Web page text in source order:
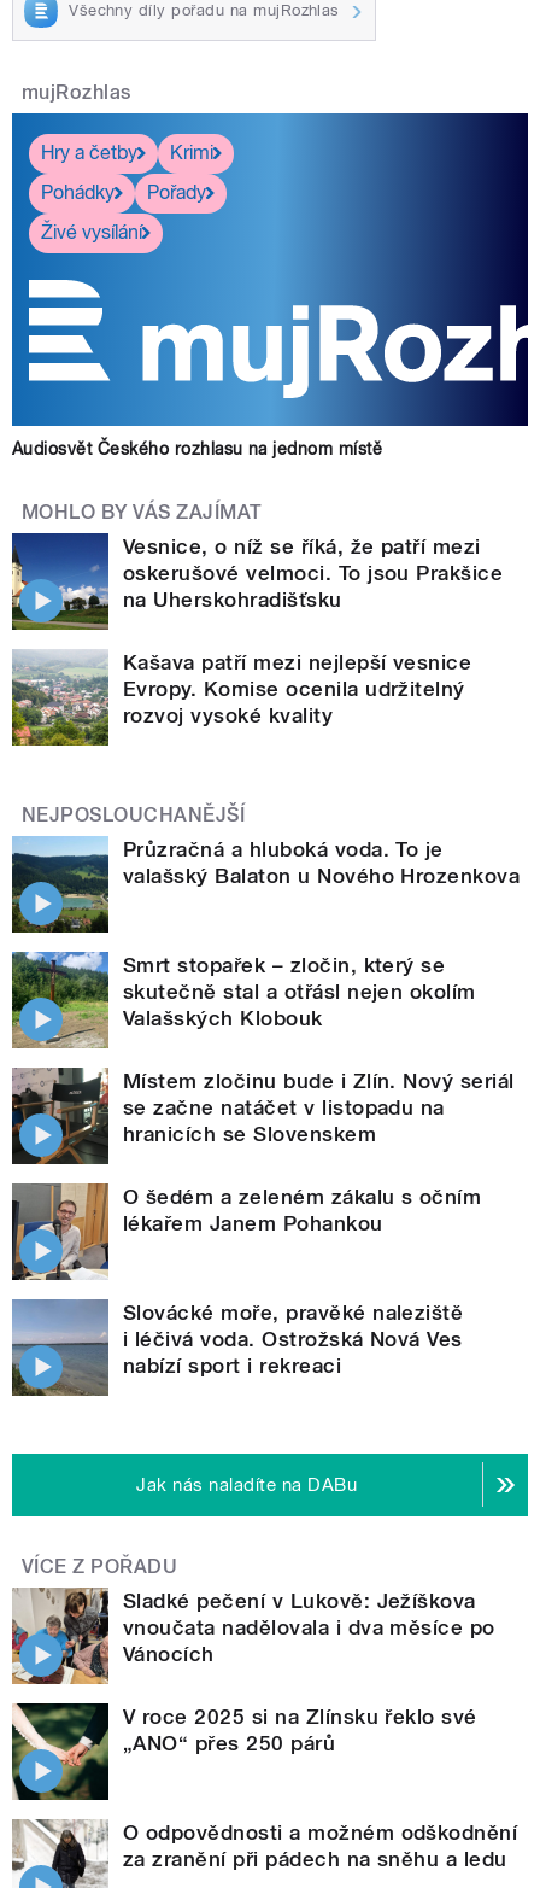
Všechny díly pořadu na mujRozhlas
mujRozhlas
Hry a četby
Krimi
Pohádky
Pořady
Živé vysílání
Audiosvět Českého rozhlasu na jednom místě
MOHLO BY VÁS ZAJÍMAT
Vesnice, o níž se říká, že patří mezi
oskerušové velmoci. To jsou Prakšice
na Uherskohradišťsku
Kašava patří mezi nejlepší vesnice
Evropy. Komise ocenila udržitelný
rozvoj vysoké kvality
NEJPOSLOUCHANĚJŠÍ
Průzračná a hluboká voda. To je
valašský Balaton u Nového Hrozenkova
Smrt stopařek – zločin, který se
skutečně stal a otřásl nejen okolím
Valašských Klobouk
Místem zločinu bude i Zlín. Nový seriál
se začne natáčet v listopadu na
hranicích se Slovenskem
O šedém a zeleném zákalu s očním
lékařem Janem Pohankou
Slovácké moře, pravěké naleziště
i léčivá voda. Ostrožská Nová Ves
nabízí sport i rekreaci
Jak nás naladíte na DABu
VÍCE Z POŘADU
Sladké pečení v Lukově: Ježíškova
vnoučata nadělovala i dva měsíce po
Vánocích
V roce 2025 si na Zlínsku řeklo své
„ANO“ přes 250 párů
O odpovědnosti a možném odškodnění
za zranění při pádech na sněhu a ledu